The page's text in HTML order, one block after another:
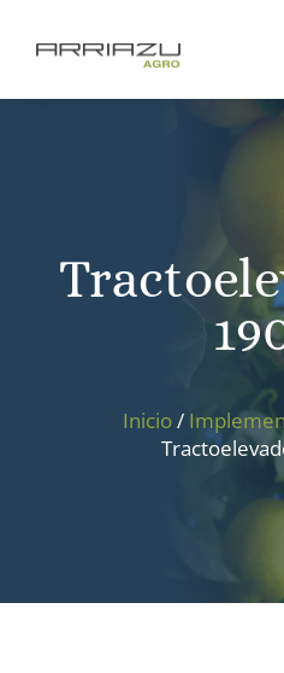
Inicio/